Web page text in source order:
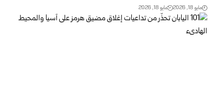
مايو 18, 2026 مايو 18, 2026